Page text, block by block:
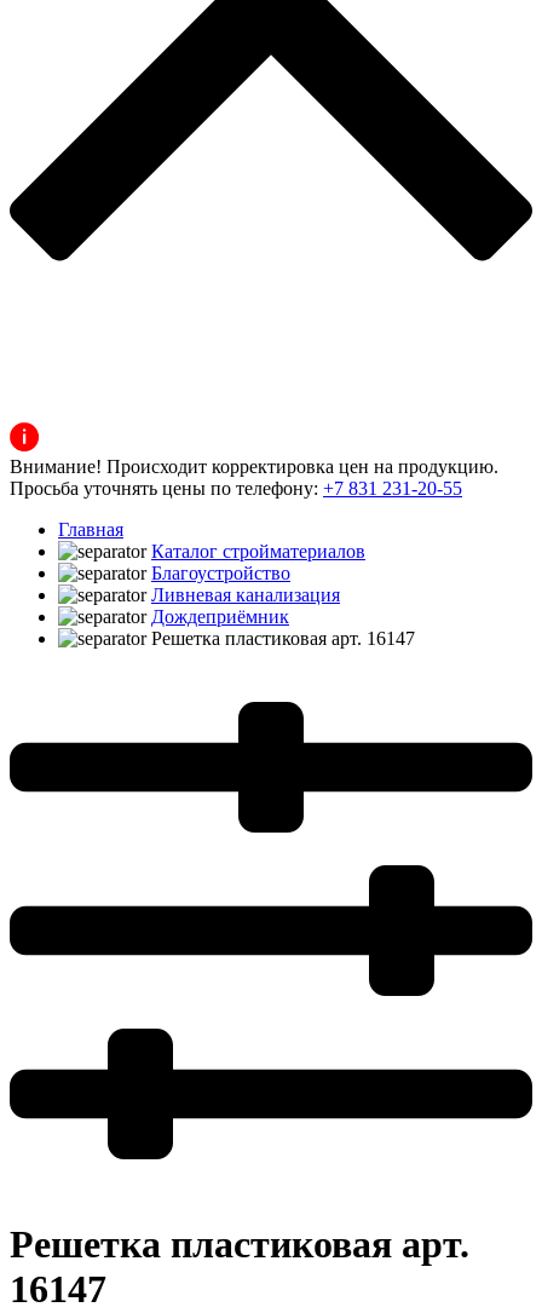
Внимание! Происходит корректировка цен на продукцию.
Просьба уточнять цены по телефону: +7 831 231-20-55
Главная
Каталог стройматериалов
Благоустройство
Ливневая канализация
Дождеприёмник
Решетка пластиковая арт. 16147
Решетка пластиковая арт.
16147